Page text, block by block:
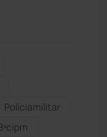
Políciamilitar